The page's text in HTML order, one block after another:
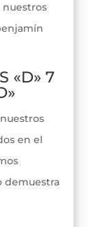
«D» 7
en el
demuestra